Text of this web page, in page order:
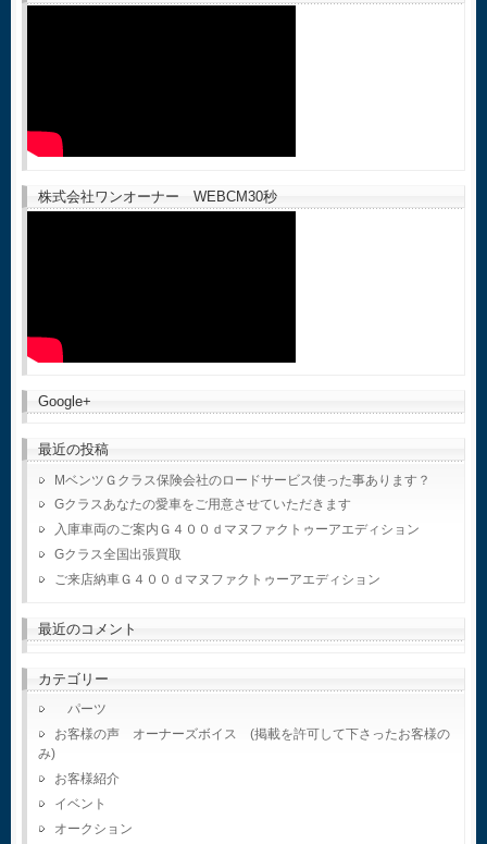
株式会社ワンオーナー WEBCM30秒
Google+
最近の投稿
MベンツＧクラス保険会社のロードサービス使った事あります？
Gクラスあなたの愛車をご用意させていただきます
入庫車両のご案内Ｇ４００ｄマヌファクトゥーアエディション
Gクラス全国出張買取
ご来店納車Ｇ４００ｄマヌファクトゥーアエディション
最近のコメント
カテゴリー
パーツ
お客様の声 オーナーズボイス (掲載を許可して下さったお客様の
み)
お客様紹介
イベント
オークション